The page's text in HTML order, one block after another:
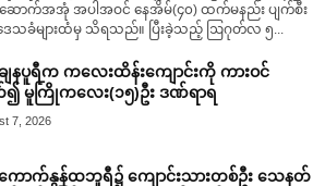
ဆောက်အအုံ အပါအဝင် နေအိမ်(၄၀) ထက်မနည်း ပျက်စီး
ဒေသခံများထံမှ သိရသည်။ ပြီးခဲ့သည့် ဩဂုတ်လ ၅...
ျနပူရီက ကလေးထိန်းကျောင်းကို ကားဝင်
မူကြိုကလေး(၁၅)ဦး ဒဏ်ရာရ
7, 2026
ောက်နွန်ထဘူရီ၌ ကျောင်းသားတစ်ဦး သေနတ်